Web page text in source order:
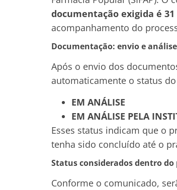
documentação exigida é
acompanhamento do
Documentação: envio e análise
Após o envio dos
automaticamente o status
EM ANÁLISE
EM ANÁLISE PELA
Esses status indicam que o
tenha sido concluído até o
Status considerados dentro do
Conforme o comunicado,